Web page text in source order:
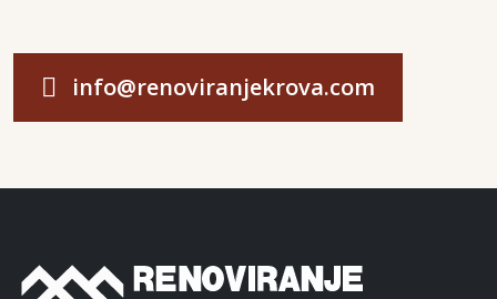
info@renoviranjekrova.com